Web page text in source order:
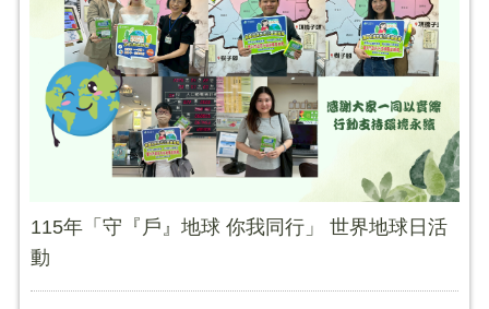
115年「守『戶』地球 你我同行」 世界地球日活
動